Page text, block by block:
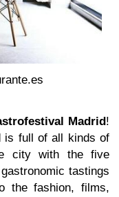
Madrid!
is full of all kinds of
city with the five
tastings
the fashion, films,